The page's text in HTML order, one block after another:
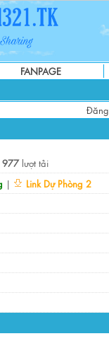
FANPAGE
977lượt tải
|
Link Dự Phòng 2